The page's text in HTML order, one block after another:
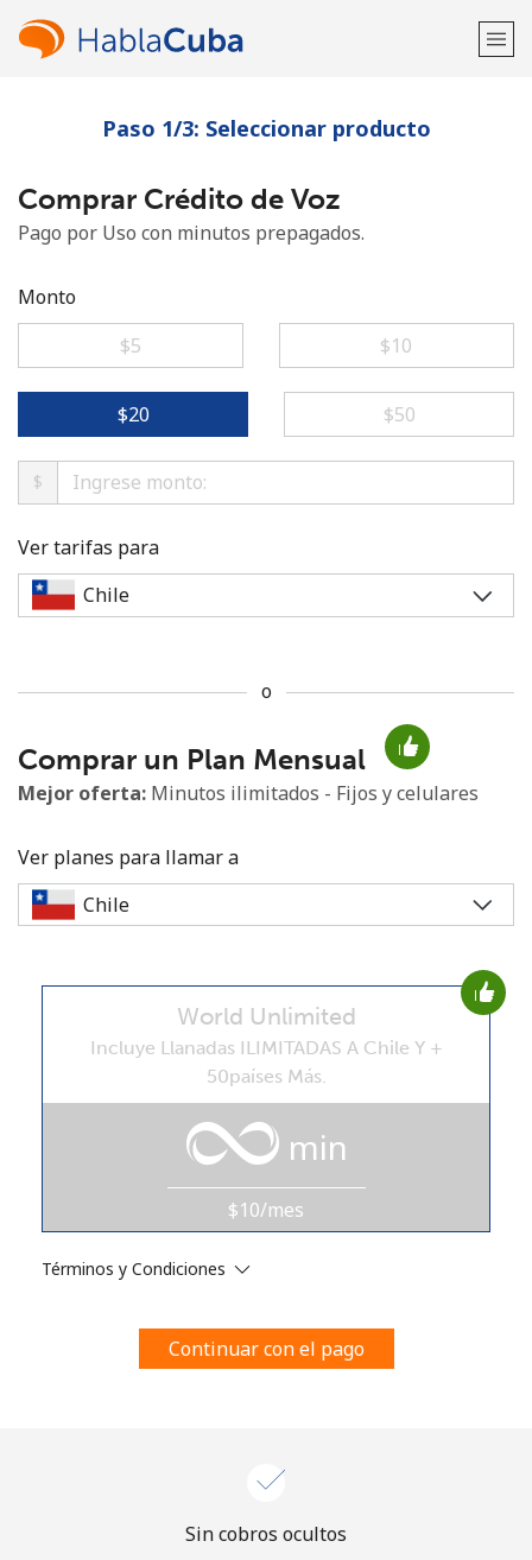
¡Bienvenido!
¿Ya tienes una cuenta?Inicia sesión →
No se ha creado una contraseña
Mínimo 8 caracteres
Una letra mayúscula y una minúscula
Un número
Mantente en contacto para recibir nuestras mejores
ofertas.
Al abrir una cuenta en este sitio web, estoy de acuerdo con
estosTérminos y condiciones.
Inicia sesión oREGÍSTRATE →
Paso 1/3: Seleccionar producto
Comprar Crédito de Voz
Pago por Uso con minutos prepagados.
Monto
⁦$5⁩
⁦$10⁩
⁦$20⁩ ⁦$50⁩
$
Ver tarifas para
o
Comprar un Plan Mensual
Mejor oferta: Minutos ilimitados - Fijos y celulares
Ver planes para llamar a
World Unlimited
Incluye Llanadas ILIMITADAS A Chile Y +
50países Más.
min
$10/mes
Términos y Condiciones
Continuar con el pago
Sin cobros ocultos